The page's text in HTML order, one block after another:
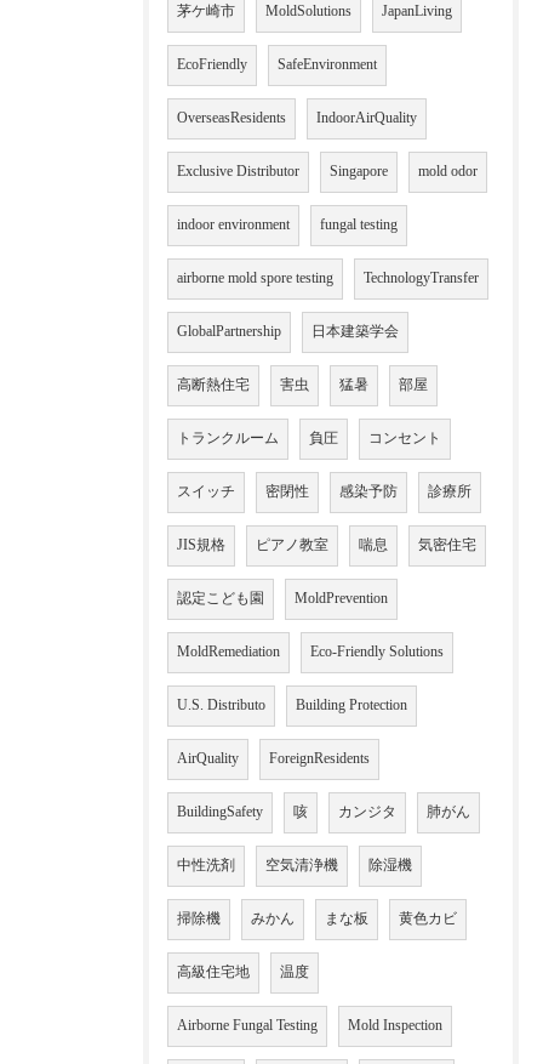
茅ケ崎市 MoldSolutions JapanLiving
EcoFriendly SafeEnvironment
OverseasResidents IndoorAirQuality
Exclusive Distributor Singapore mold odor
indoor environment fungal testing
airborne mold spore testing TechnologyTransfer
GlobalPartnership 日本建築学会
高断熱住宅 害虫 猛暑 部屋
トランクルーム 負圧 コンセント
スイッチ 密閉性 感染予防 診療所
JIS規格 ピアノ教室 喘息 気密住宅
認定こども園 MoldPrevention
MoldRemediation Eco-Friendly Solutions
U.S. Distributo Building Protection
AirQuality ForeignResidents
BuildingSafety 咳 カンジタ 肺がん
中性洗剤 空気清浄機 除湿機
掃除機 みかん まな板 黄色カビ
高級住宅地 温度
Airborne Fungal Testing Mold Inspection